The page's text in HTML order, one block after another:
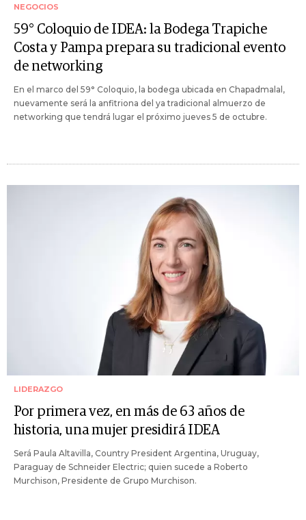
NEGOCIOS
59° Coloquio de IDEA: la Bodega Trapiche
Costa y Pampa prepara su tradicional evento
de networking
En el marco del 59° Coloquio, la bodega ubicada en Chapadmalal,
nuevamente será la anfitriona del ya tradicional almuerzo de
networking que tendrá lugar el próximo jueves 5 de octubre.
LIDERAZGO
Por primera vez, en más de 63 años de
historia, una mujer presidirá IDEA
Será Paula Altavilla, Country President Argentina, Uruguay,
Paraguay de Schneider Electric; quien sucede a Roberto
Murchison, Presidente de Grupo Murchison.